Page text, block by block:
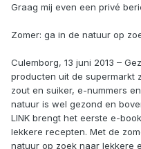
Graag mij even een privé
Zomer: ga in de natuur op
Culemborg, 13 juni 2013 –
producten uit de supermarkt
zout en suiker, e-nummers
natuur is wel gezond en
LINK brengt het eerste e-
lekkere recepten. Met de
natuur op zoek naar lekkere